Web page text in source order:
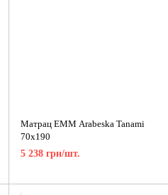
Матрац ЕММ Arabeska Tanami
70x190
5 238 грн/шт.